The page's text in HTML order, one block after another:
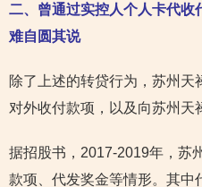
二、曾通过实控人个人卡代收
难自圆其说
除了上述的转贷行为，苏州
对外收付款项，以及向苏州天
据招股书，2017-2019年，苏
款项、代发奖金等情形。其中